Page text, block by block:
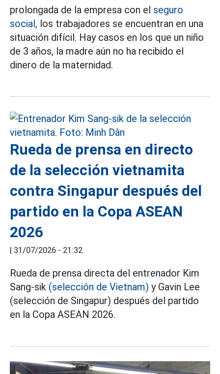
prolongada de la empresa con el seguro
social, los trabajadores se encuentran en una
situación difícil. Hay casos en los que un niño
de 3 años, la madre aún no ha recibido el
dinero de la maternidad.
Rueda de prensa en directo
de la selección vietnamita
contra Singapur después del
partido en la Copa ASEAN
2026
| 31/07/2026 - 21:32
Rueda de prensa directa del entrenador Kim
Sang-sik (selección de Vietnam) y Gavin Lee
(selección de Singapur) después del partido
en la Copa ASEAN 2026.